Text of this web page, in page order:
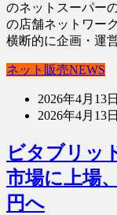
のネットスーパー
の店舗ネットワー
横断的に企画・
ネット販売NEWS
2026年4月13日
2026年4月13日
ビタブリッ
市場に上場
円へ